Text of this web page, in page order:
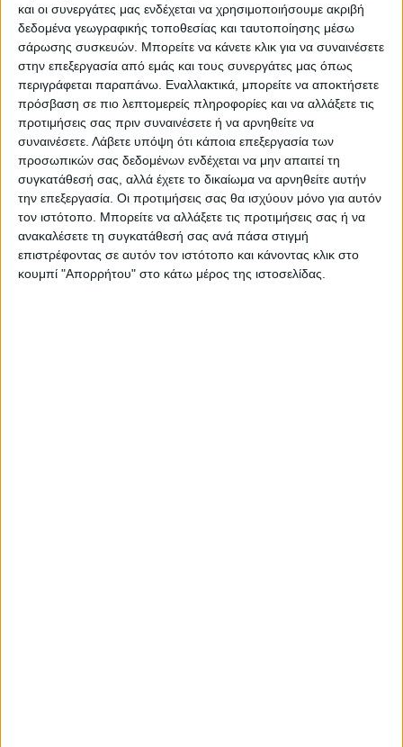
και οι συνεργάτες μας ενδέχεται να χρησιμοποιήσουμε ακριβή
δεδομένα γεωγραφικής τοποθεσίας και ταυτοποίησης μέσω
σάρωσης συσκευών. Μπορείτε να κάνετε κλικ για να συναινέσετε
στην επεξεργασία από εμάς και τους συνεργάτες μας όπως
περιγράφεται παραπάνω. Εναλλακτικά, μπορείτε να αποκτήσετε
πρόσβαση σε πιο λεπτομερείς πληροφορίες και να αλλάξετε τις
προτιμήσεις σας πριν συναινέσετε ή να αρνηθείτε να
συναινέσετε. Λάβετε υπόψη ότι κάποια επεξεργασία των
προσωπικών σας δεδομένων ενδέχεται να μην απαιτεί τη
συγκατάθεσή σας, αλλά έχετε το δικαίωμα να αρνηθείτε αυτήν
την επεξεργασία. Οι προτιμήσεις σας θα ισχύουν μόνο για αυτόν
τον ιστότοπο. Μπορείτε να αλλάξετε τις προτιμήσεις σας ή να
ανακαλέσετε τη συγκατάθεσή σας ανά πάσα στιγμή
επιστρέφοντας σε αυτόν τον ιστότοπο και κάνοντας κλικ στο
κουμπί "Απορρήτου" στο κάτω μέρος της ιστοσελίδας.
Τελευταίες Ειδήσεις Σήμερα
Ακολούθησε την εφημερίδα ΝΕΟΣ
ΑΓΩΝ στο Google News!
Όλες οι εξελίξεις στην περιοχή της
Καρδίτσας και ευρύτερα της Θεσσαλίας
ΠΡΟΗΓΟΥΜΕΝΟ ΑΡΘΡΟ
Προσφορά αγάπης και
αλληλεγγύης από το Ίδρυμα
«ΜΟΙΡΑΖΟΜΑΙ» και το
ΕΠΟΜΕΝΟ ΑΡΘΡΟ
Περιβαλλοντική συνείδηση...